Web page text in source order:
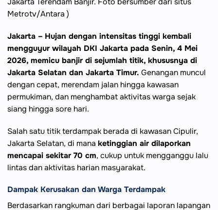
Metrotv/Antara )
Jakarta – Hujan dengan intensitas tinggi kembali
mengguyur wilayah DKI Jakarta pada Senin, 4 Mei
2026, memicu banjir di sejumlah titik, khususnya di
Jakarta Selatan dan Jakarta Timur. Genangan muncul
dengan cepat, merendam jalan hingga kawasan
permukiman, dan menghambat aktivitas warga sejak
siang hingga sore hari.
Salah satu titik terdampak berada di kawasan Cipulir,
Jakarta Selatan, di mana ketinggian air dilaporkan
mencapai sekitar 70 cm, cukup untuk mengganggu lalu
lintas dan aktivitas harian masyarakat.
Dampak Kerusakan dan Warga Terdampak
Berdasarkan rangkuman dari berbagai laporan lapangan